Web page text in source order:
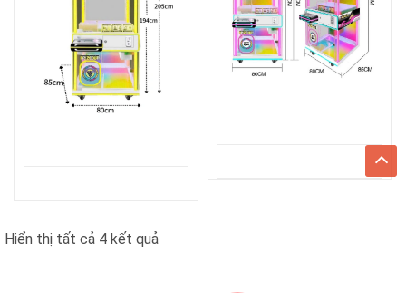
Hiển thị tất cả 4 kết quảĐã